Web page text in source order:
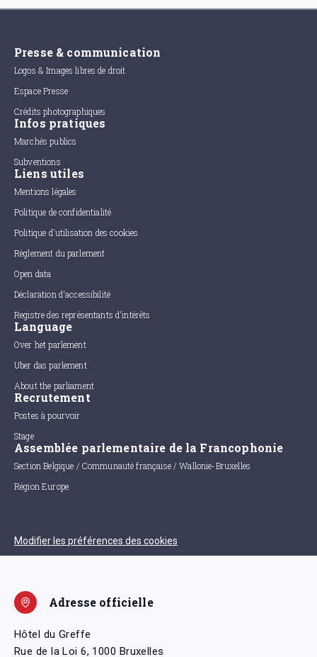
Presse & communication
Logos & Images libres de droit
Espace Presse
Crédits photographiques
Infos pratiques
Marchés publics
Subventions
Liens utiles
Mentions légales
Politique de confidentialité
Politique d'utilisation des cookies
Règlement du parlement
Open data
Déclaration d'accessibilité
Registre des représentants d'intérêts
Language
Over het parlement
Uber das parlement
About the parliament
Recrutement
Postes à pourvoir
Stage
Assemblée parlementaire de la Francophonie
Section Belgique / Communauté française / Wallonie-Bruxelles
Région Europe
Modifier les préférences des cookies
Adresse officielle
Hôtel du Greffe
Rue de la Loi 6, 1000 Bruxelles